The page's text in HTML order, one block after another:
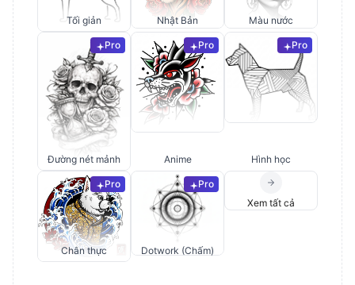
Tối giản Nhật Bản Màu nước
Pro
Đường nét mảnh
Pro
Anime
Pro
Hình học
Pro
Chân thực
Pro
Dotwork (Chấm)
Xem tất cả